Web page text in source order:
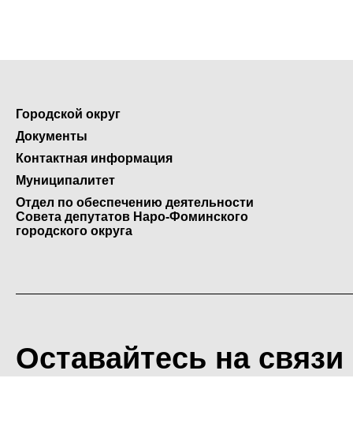
Городской округ
Документы
Контактная информация
Муниципалитет
Отдел по обеспечению деятельности
Совета депутатов Наро-Фоминского
городского округа
Оставайтесь на связи